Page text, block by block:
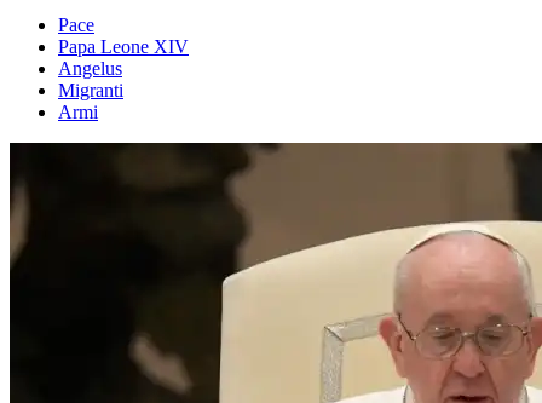
Pace
Papa Leone XIV
Angelus
Migranti
Armi